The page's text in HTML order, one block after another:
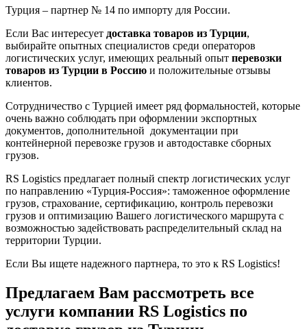
Турция – партнер № 14 по импорту для России.
Если Вас интересует доставка товаров из Турции,
выбирайте опытных специалистов среди операторов
логистических услуг, имеющих реальный опыт перевозки
товаров из Турции в Россию и положительные отзывы
клиентов.
Сотрудничество с Турцией имеет ряд формальностей, которые
очень важно соблюдать при оформлении экспортных
документов, дополнительной документации при
контейнерной перевозке грузов и автодоставке сборных
грузов.
RS Logistics предлагает полный спектр логистических услуг
по направлению «Турция-Россия»: таможенное оформление
грузов, страхование, сертификацию, контроль перевозки
грузов и оптимизацию Вашего логистического маршрута с
возможностью задействовать распределительный склад на
территории Турции.
Если Вы ищете надежного партнера, то это к RS Logistics!
Предлагаем Вам рассмотреть все
услуги компании RS Logistics по